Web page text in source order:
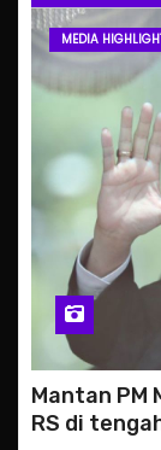
MEDIA
Mantan PM
RS di